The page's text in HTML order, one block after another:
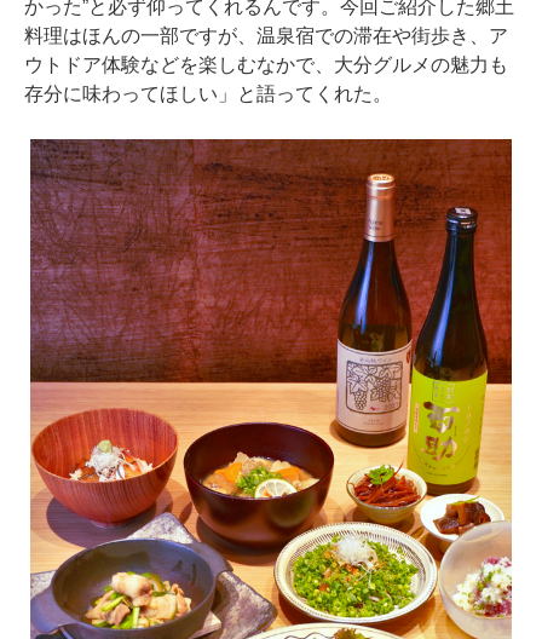
かった”と必ず仰ってくれるんです。今回ご紹介した郷土
料理はほんの一部ですが、温泉宿での滞在や街歩き、ア
ウトドア体験などを楽しむなかで、大分グルメの魅力も
存分に味わってほしい」と語ってくれた。